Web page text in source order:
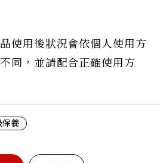
使用後狀況會依個人使用方
同，並請配合正確使用方
保養